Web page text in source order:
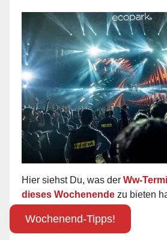
Hier siehst Du, was der Ww-
dieses Wochenende zu bieten
Wochenend-Tipps!